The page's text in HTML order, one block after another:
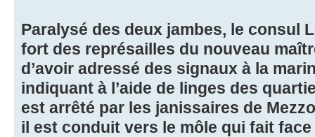
Paralysé des deux jambes, le consul
fort des représailles du nouveau
d’avoir adressé des signaux à la
indiquant à l’aide de linges des
est arrêté par les janissaires de
il est conduit vers le môle qui fait